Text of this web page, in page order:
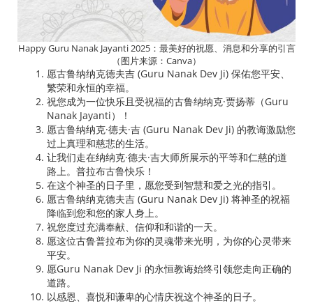
Happy Guru Nanak Jayanti 2025：最美好的祝愿、消息和分享的引言
（图片来源：Canva）
愿古鲁纳纳克德夫吉 (Guru Nanak Dev Ji) 保佑您平安、
繁荣和永恒的幸福。
祝您成为一位快乐且受祝福的古鲁纳纳克·贾扬蒂（Guru
Nanak Jayanti）！
愿古鲁纳纳克·德夫·吉 (Guru Nanak Dev Ji) 的教诲激励您
过上真理和慈悲的生活。
让我们走在纳纳克·德夫·吉大师所展示的平等和仁慈的道
路上。普拉布古鲁快乐！
在这个神圣的日子里，愿您受到智慧和爱之光的指引。
愿古鲁纳纳克德夫吉 (Guru Nanak Dev Ji) 将神圣的祝福
降临到您和您的家人身上。
祝您度过充满奉献、信仰和和谐的一天。
愿这位古鲁普拉布为你的灵魂带来光明，为你的心灵带来
平安。
愿Guru Nanak Dev Ji 的永恒教诲始终引领您走向正确的
道路。
以感恩、喜悦和谦卑的心情庆祝这个神圣的日子。